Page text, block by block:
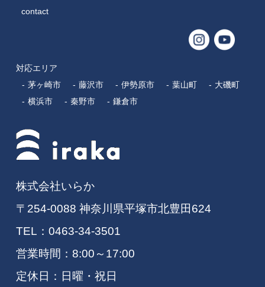
contact
対応エリア
茅ヶ崎市
藤沢市 伊勢原市 葉山町
大磯町
横浜市
秦野市 鎌倉市
株式会社いらか
〒254-0088 神奈川県平塚市北豊田624
TEL： 0463-34-3501
営業時間：8:00～17:00
定休日：日曜・祝日